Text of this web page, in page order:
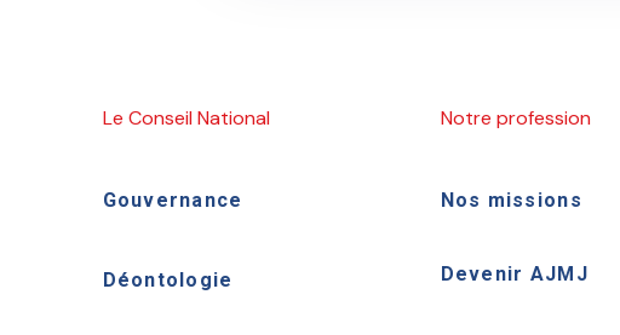
Le Conseil National
Gouvernance
Déontologie
Notre profession
Nos missions
Devenir AJMJ